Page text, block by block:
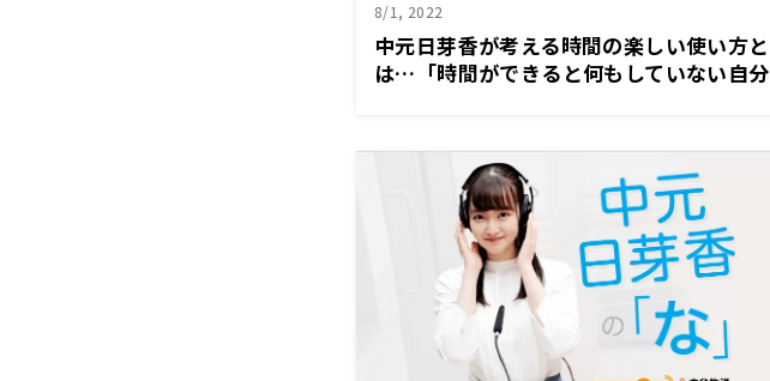
8/1, 2022
中元日芽香が考える時間の楽しい使い方と
は…「時間ができると何もしていない自分